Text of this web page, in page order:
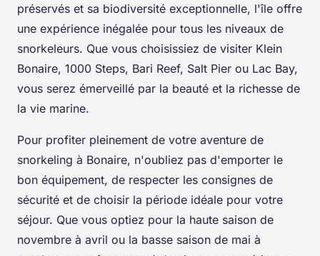
préservés et sa biodiversité exceptionnelle, l'île offre
une expérience inégalée pour tous les niveaux de
snorkeleurs. Que vous choisissiez de visiter Klein
Bonaire, 1000 Steps, Bari Reef, Salt Pier ou Lac Bay,
vous serez émerveillé par la beauté et la richesse de
la vie marine.
Pour profiter pleinement de votre aventure de
snorkeling à Bonaire, n'oubliez pas d'emporter le
bon équipement, de respecter les consignes de
sécurité et de choisir la période idéale pour votre
séjour. Que vous optiez pour la haute saison de
novembre à avril ou la basse saison de mai à